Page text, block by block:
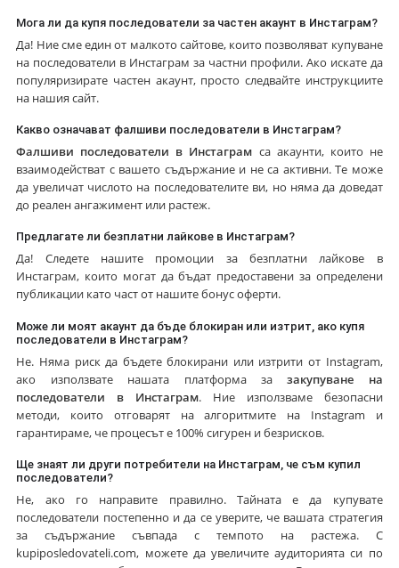
Мога ли да купя последователи за частен акаунт в Инстаграм?
Да! Ние сме един от малкото сайтове, които позволяват купуване
на последователи в Инстаграм за частни профили. Ако искате да
популяризирате частен акаунт, просто следвайте инструкциите
на нашия сайт.
Какво означават фалшиви последователи в Инстаграм?
Фалшиви последователи в Инстаграм са акаунти, които не
взаимодействат с вашето съдържание и не са активни. Те може
да увеличат числото на последователите ви, но няма да доведат
до реален ангажимент или растеж.
Предлагате ли безплатни лайкове в Инстаграм?
Да! Следете нашите промоции за безплатни лайкове в
Инстаграм, които могат да бъдат предоставени за определени
публикации като част от нашите бонус оферти.
Може ли моят акаунт да бъде блокиран или изтрит, ако купя
последователи в Инстаграм?
Не. Няма риск да бъдете блокирани или изтрити от Instagram,
ако използвате нашата платформа зазакупуване на
последователи в Инстаграм. Ние използваме безопасни
методи, които отговарят на алгоритмите на Instagram и
гарантираме, че процесът е 100% сигурен и безрисков.
Ще знаят ли други потребители на Инстаграм, че съм купил
последователи?
Не, ако го направите правилно. Тайната е да купувате
последователи постепенно и да се уверите, че вашата стратегия
за съдържание съвпада с темпото на растежа. С
kupiposledovateli.com, можете да увеличите аудиторията си по